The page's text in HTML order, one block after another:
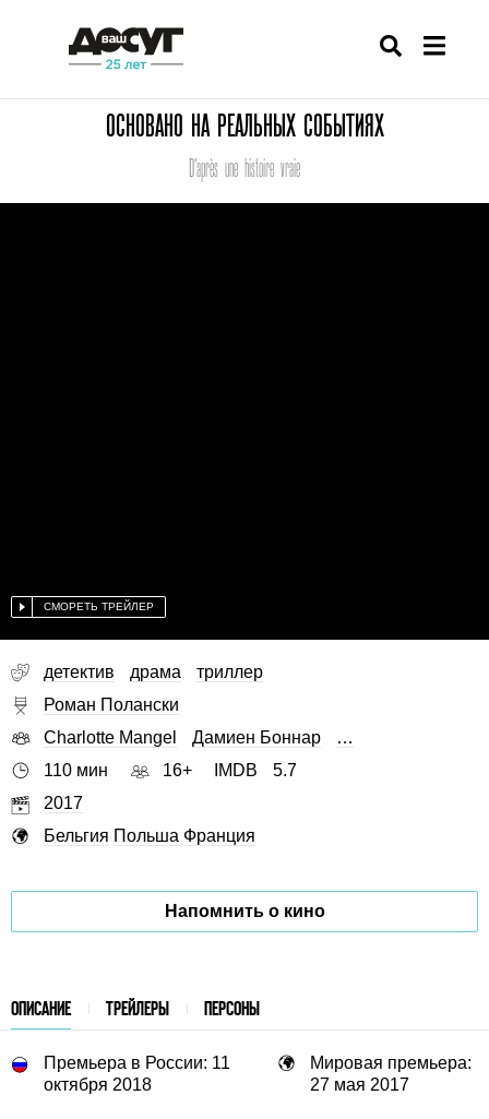
ОСНОВАНО НА РЕАЛЬНЫХ СОБЫТИЯХ
D'après une histoire vraie
СМОРЕТЬ ТРЕЙЛЕР
детектив драма
триллер
Роман Полански
Charlotte Mangel
Дамиен Боннар
…
110 мин
16+ IMDB
5.7
2017
Бельгия Польша Франция
Напомнить о кино
ОПИСАНИЕ ТРЕЙЛЕРЫ ПЕРСОНЫ
Премьера в России: 11
октября 2018
Мировая премьера:
27 мая 2017